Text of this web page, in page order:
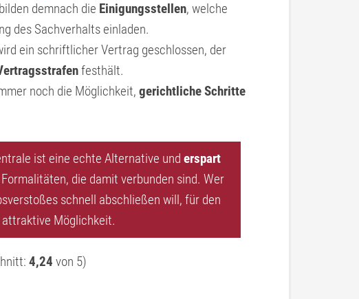
demnach die Einigungsstellen, welche
des Sachverhalts einladen.
ein schriftlicher Vertrag geschlossen, der
festhält.
noch die Möglichkeit, gerichtliche Schritte
ist eine echte Alternative und erspart
die damit verbunden sind. Wer
schnell abschließen will, für den
attraktive Möglichkeit.
4,24 von 5)